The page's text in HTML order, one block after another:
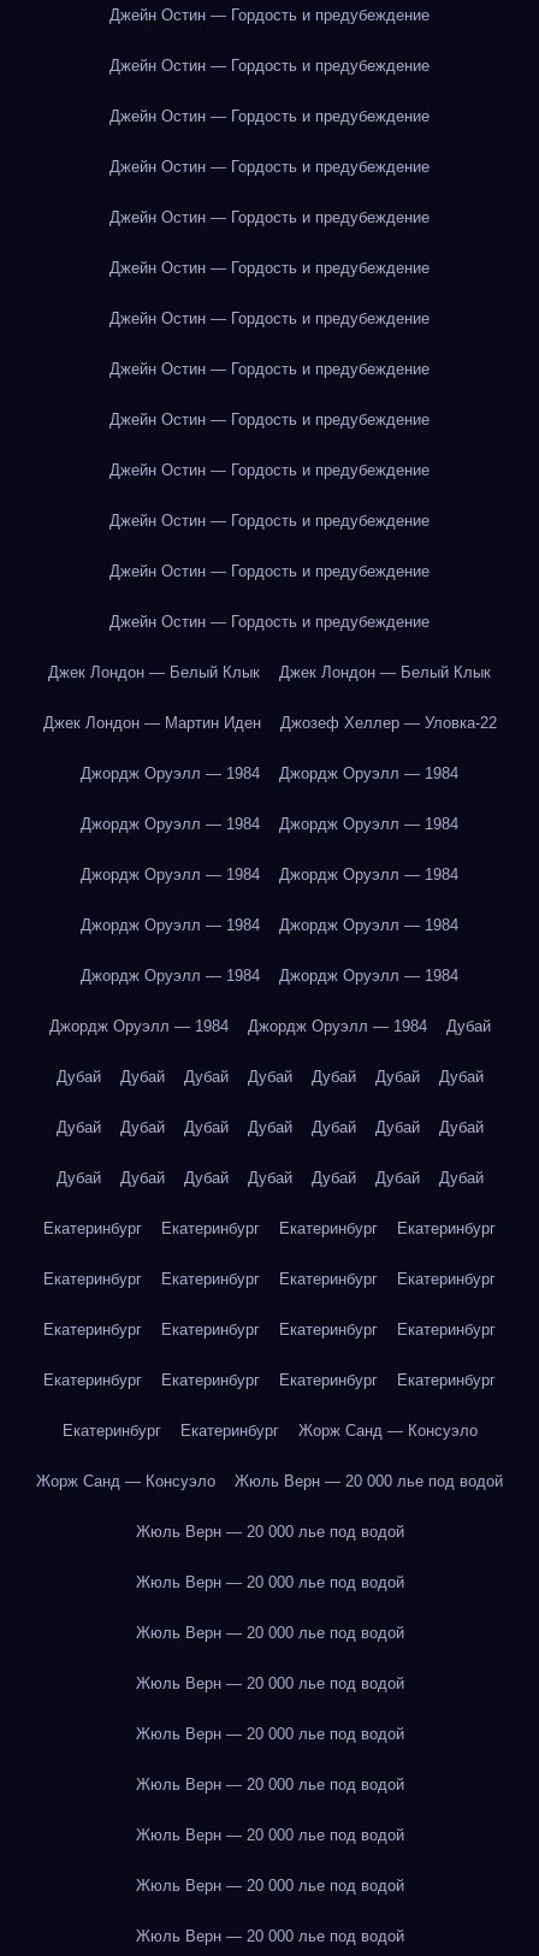
Джейн Остин — Гордость и предубеждение
Джейн Остин — Гордость и предубеждение
Джейн Остин — Гордость и предубеждение
Джейн Остин — Гордость и предубеждение
Джейн Остин — Гордость и предубеждение
Джейн Остин — Гордость и предубеждение
Джейн Остин — Гордость и предубеждение
Джейн Остин — Гордость и предубеждение
Джейн Остин — Гордость и предубеждение
Джейн Остин — Гордость и предубеждение
Джейн Остин — Гордость и предубеждение
Джейн Остин — Гордость и предубеждение
Джейн Остин — Гордость и предубеждение
Джек Лондон — Белый Клык Джек Лондон — Белый Клык
Джек Лондон — Мартин Иден Джозеф Хеллер — Уловка-22
Джордж Оруэлл — 1984 Джордж Оруэлл — 1984
Джордж Оруэлл — 1984 Джордж Оруэлл — 1984
Джордж Оруэлл — 1984 Джордж Оруэлл — 1984
Джордж Оруэлл — 1984 Джордж Оруэлл — 1984
Джордж Оруэлл — 1984 Джордж Оруэлл — 1984
Джордж Оруэлл — 1984 Джордж Оруэлл — 1984 Дубай
Дубай Дубай Дубай Дубай Дубай Дубай Дубай
Дубай Дубай Дубай Дубай Дубай Дубай Дубай
Дубай Дубай Дубай Дубай Дубай Дубай Дубай
Екатеринбург Екатеринбург Екатеринбург Екатеринбург
Екатеринбург Екатеринбург Екатеринбург Екатеринбург
Екатеринбург Екатеринбург Екатеринбург Екатеринбург
Екатеринбург Екатеринбург Екатеринбург Екатеринбург
Екатеринбург Екатеринбург Жорж Санд — Консуэло
Жорж Санд — Консуэло Жюль Верн — 20 000 лье под водой
Жюль Верн — 20 000 лье под водой
Жюль Верн — 20 000 лье под водой
Жюль Верн — 20 000 лье под водой
Жюль Верн — 20 000 лье под водой
Жюль Верн — 20 000 лье под водой
Жюль Верн — 20 000 лье под водой
Жюль Верн — 20 000 лье под водой
Жюль Верн — 20 000 лье под водой
Жюль Верн — 20 000 лье под водой